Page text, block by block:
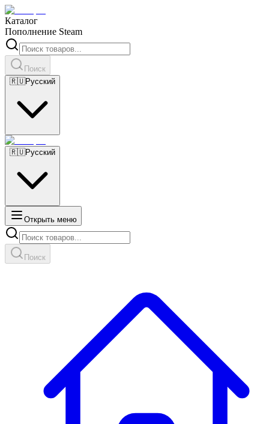
Каталог
Пополнение Steam
Поиск
🇷🇺Русский
🇷🇺Русский
Открыть меню
Поиск